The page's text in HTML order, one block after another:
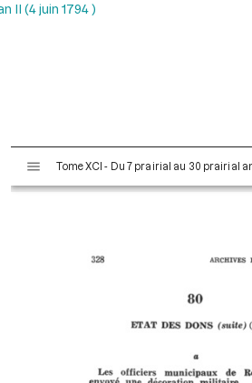
II (4 juin 1794 )
s
Tome XCI - Du 7 prairial au 30 prairial